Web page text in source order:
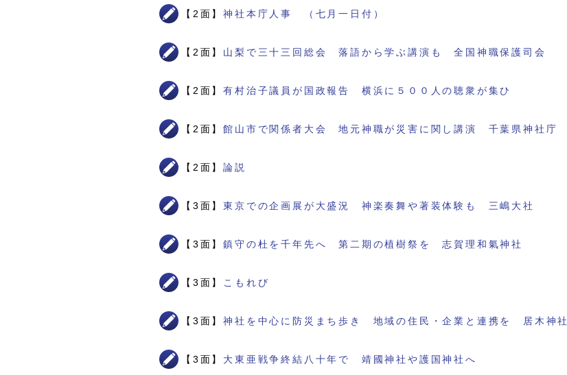
【2面】神社本庁人事 （七月一日付）
【2面】 山梨で三十三回総会 落語から学ぶ講演も 全国神職保護司会
【2面】有村治子議員が国政報告 横浜に５００人の聴衆が集ひ
【2面】館山市で関係者大会 地元神職が災害に関し講演 千葉県神社庁
【2面】論説
【3面】東京での企画展が大盛況 神楽奏舞や著装体験も 三嶋大社
【3面】鎮守の杜を千年先へ 第二期の植樹祭を 志賀理和氣神社
【3面】 こもれび
【3面】神社を中心に防災まち歩き 地域の住民・企業と連携を 居木神社
【3面】 大東亜戦争終結八十年で 靖國神社や護国神社へ